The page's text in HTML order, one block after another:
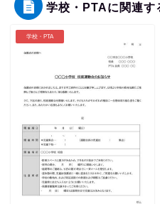
学校・PTAに関連す
学校・PTA